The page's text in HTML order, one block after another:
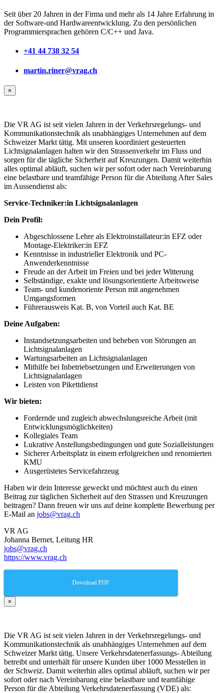
Seit über 20 Jahren in der Firma und mehr als 14 Jahre Erfahrung in
der Software-und Hardwareentwicklung. Zu den persönlichen
Programmiersprachen gehören C/C++ und Java.
+41 44 738 32 54
martin.riner@vrag.ch
×
Die VR AG ist seit vielen Jahren in der Verkehrsregelungs- und
Kommunikationstechnik als unabhängiges Unternehmen auf dem
Schweizer Markt tätig. Mit unseren koordiniert gesteuerten
Lichtsignalanlagen halten wir den Strassenverkehr im Fluss und
sorgen für die tägliche Sicherheit auf Kreuzungen. Damit weiterhin
alles optimal abläuft, suchen wir per sofort oder nach Vereinbarung
eine belastbare und teamfähige Person für die Abteilung After Sales
im Aussendienst als:
Service-Techniker:in Lichtsignalanlagen
Dein Profil:
Abgeschlossene Lehre als Elektroinstallateur:in EFZ oder
Montage-Elektriker:in EFZ
Kenntnisse in industrieller Elektronik und PC-
Anwenderkenntnisse
Freude an der Arbeit im Freien und bei jeder Witterung
Selbständige, exakte und lösungsorientierte Arbeitsweise
Team- und kundenoriente Person mit angenehmen
Umgangsformen
Führerausweis Kat. B, von Vorteil auch Kat. BE
Deine Aufgaben:
Instandsetzungsarbeiten und beheben von Störungen an
Lichtsignalanlagen
Wartungsarbeiten an Lichtsignalanlagen
Mithilfe bei Inbetriebsetzungen und Erweiterungen von
Lichtsignalanlagen
Leisten von Pikettdienst
Wir bieten:
Fordernde und zugleich abwechslungsreiche Arbeit (mit
Entwicklungsmöglichkeiten)
Kollegiales Team
Lukrative Anstellungsbedingungen und gute Sozialleistungen
Sicherer Arbeitsplatz in einem erfolgreichen und renomierten
KMU
Ausgerüstetes Servicefahrzeug
Haben wir dein Interesse geweckt und möchtest auch du einen
Beitrag zur täglichen Sicherheit auf den Strassen und Kreuzungen
beitragen? Dann freuen wir uns auf deine komplette Bewerbung per
E-Mail an jobs@vrag.ch
VR AG
Johanna Bernet, Leitung HR
jobs@vrag.ch
https://www.vrag.ch
Download PDF
×
Die VR AG ist seit vielen Jahren in der Verkehrsregelungs- und
Kommunikationstechnik als unabhängiges Unternehmen auf dem
Schweizer Markt tätig. Unsere Verkehrsdatenerfassungs- Abteilung
betreibt und unterhält für unsere Kunden über 1000 Messtellen in
der Schweiz. Damit weiterhin alles optimal abläuft, suchen wir per
sofort oder nach Vereinbarung eine belastbare und teamfähige
Person für die Abteilung Verkehrsdatenerfassung (VDE) als: